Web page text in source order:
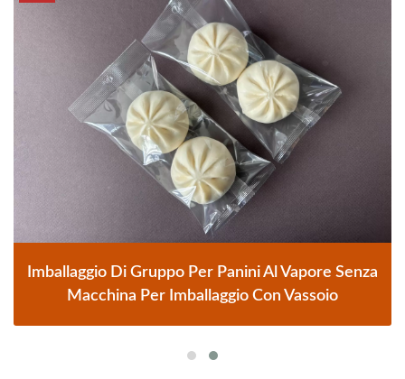
Imballaggio Di Gruppo Per Panini Al Vapore Senza
Macchina Per Imballaggio Con Vassoio